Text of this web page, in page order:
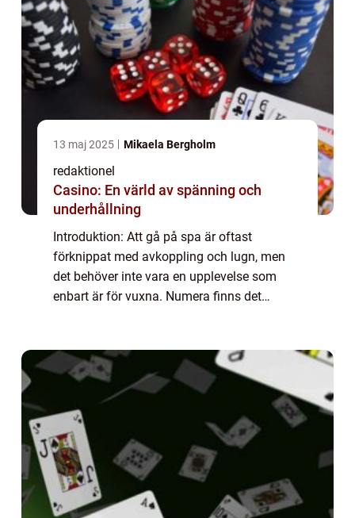
13 maj 2025 Mikaela Bergholm
redaktionel
Casino: En värld av spänning och
underhållning
Introduktion: Att gå på spa är oftast
förknippat med avkoppling och lugn, men
det behöver inte vara en upplevelse som
enbart är för vuxna. Numera finns det
kommer vi...